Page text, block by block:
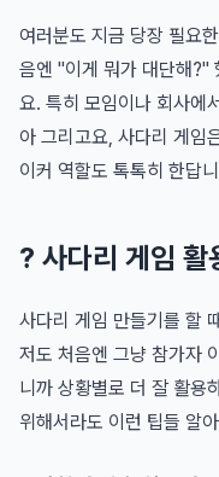
여러분도 지금 당장 필요
음엔 "이게 뭐가 대단해?"
요. 특히 모임이나 회사에
아 그리고요, 사다리 게임
이커 역할도 톡톡히 한답
? 사다리 게임 활
사다리 게임 만들기를 할
저도 처음엔 그냥 참가자
니까 상황별로 더 잘 활용
위해서라도 이런 팁들 알